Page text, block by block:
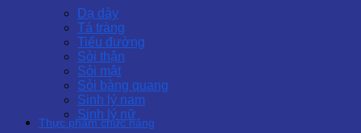
Dạ dày
Tá tràng
Tiểu đường
Sỏi thận
Sỏi mật
Sỏi bàng quang
Sinh lý nam
Sinh lý nữ
Thực phẩm chức năng